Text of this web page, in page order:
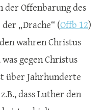
Offenbarung des
„Drache“ (Offb 12)
wahren Christus
gegen Christus
über Jahrhunderte
dass Luther den